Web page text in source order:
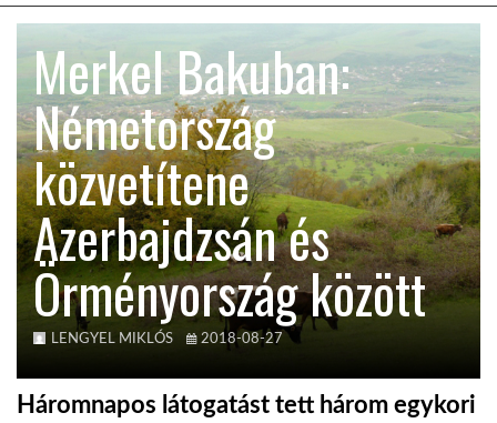
HÍR3D
TROPICALMAGAZIN
GLOBOTV
AFRIKA TUDÁSTÁR
A NAP SZÉPE
LINKTR.EE
Merkel Bakuban:
Németország
közvetítene
Azerbajdzsán és
Örményország között
LENGYEL MIKLÓS 2018-08-27
Háromnapos látogatást tett három egykori